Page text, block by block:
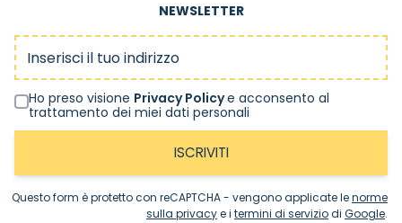
NEWSLETTER
Indirizzo email
Ho preso visione Privacy Policye acconsento al
trattamento dei miei dati personali
ISCRIVITI
Questo form è protetto con reCAPTCHA - vengono applicate lenorme
sulla privacye i termini di serviziodi Google.